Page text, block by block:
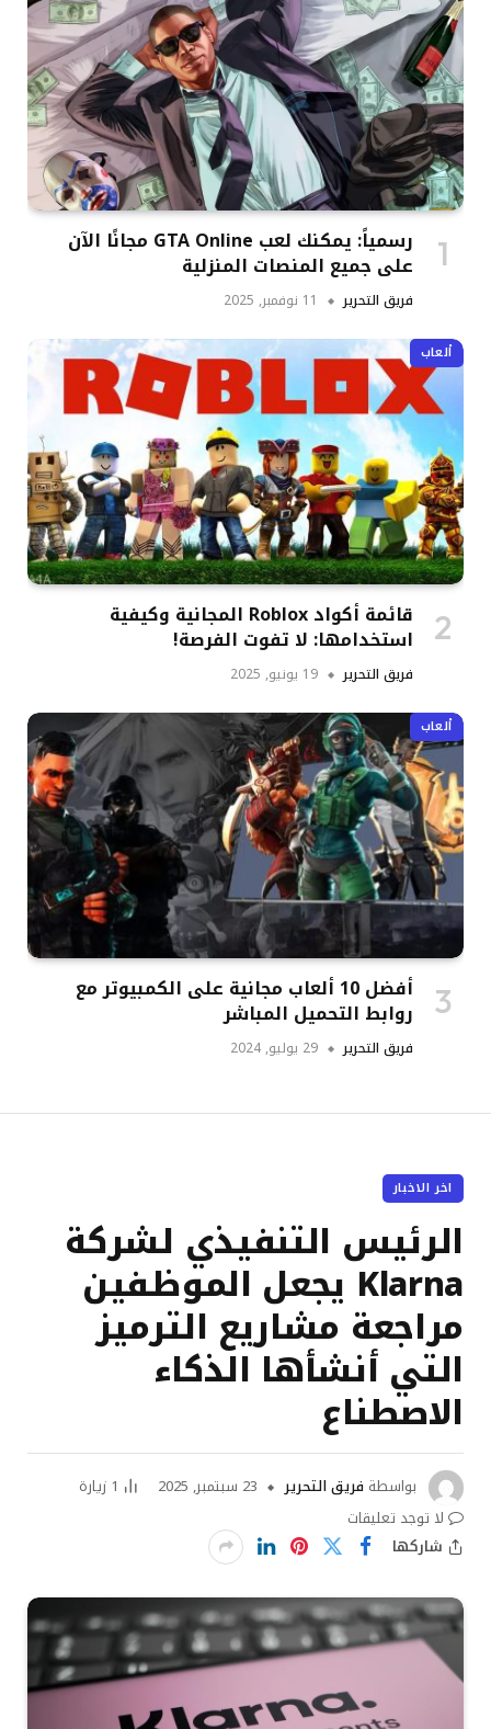
رسمياً: يمكنك لعب GTA Online مجانًا الآن
على جميع المنصات المنزلية
فريق التحرير 11 نوفمبر, 2025
ألعاب
قائمة أكواد Roblox المجانية وكيفية
استخدامها: لا تفوت الفرصة!
فريق التحرير 19 يونيو, 2025
ألعاب
أفضل 10 ألعاب مجانية على الكمبيوتر مع
روابط التحميل المباشر
فريق التحرير 29 يوليو, 2024
اخر الاخبار
الرئيس التنفيذي لشركة
Klarna يجعل الموظفين
مراجعة مشاريع الترميز
التي أنشأها الذكاء
الاصطناع
بواسطة فريق التحرير 23 سبتمبر, 2025 1 زيارة
لا توجد تعليقات
شاركها